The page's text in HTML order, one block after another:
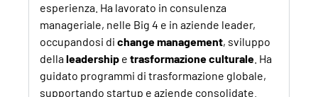
esperienza. Ha lavorato in consulenza
manageriale, nelle Big 4 e in aziende leader,
occupandosi di changemanagement, sviluppo
dellaleadership e trasformazione culturale . Ha
guidato programmi di trasformazione globale,
supportando startup e aziende consolidate.